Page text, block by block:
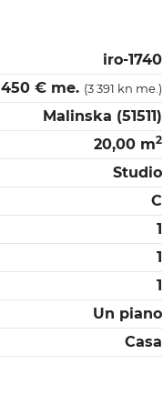
iro-1740
450 € me. (3 391 kn me.)
Malinska (51511)
20,00 m2
Studio
C
1
1
1
Un piano
Casa